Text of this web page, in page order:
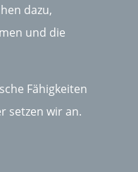
dazu,
und die
Fähigkeiten
setzen wir an.